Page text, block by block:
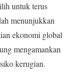
untuk terus
menunjukkan
ekonomi global
mengamankan
kerugian.